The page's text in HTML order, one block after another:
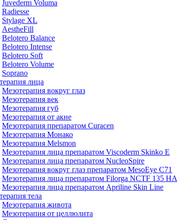
Juvederm Voluma
Radiesse
Stylage XL
AestheFill
Belotero Balance
Belotero Intense
Belotero Soft
Belotero Volume
Soprano
лица
Мезотерапия вокруг глаз
Мезотерапия век
Мезотерапия губ
Мезотерапия от акне
Мезотерапия препаратом Curacen
Мезотерапия Монако
Мезотерапия Melsmon
Мезотерапия лица препаратом Viscoderm Skinko E
Мезотерапия лица препаратом NucleoSpire
Мезотерапия вокруг глаз препаратом MesoEye С71
Мезотерапия лица препаратом Filorga NCTF 135 HA
Мезотерапия лица препаратом Apriline Skin Line
тела
Мезотерапия живота
Мезотерапия от целлюлита